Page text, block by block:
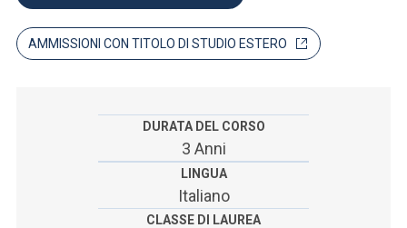
SEI UNO STUDENTE ISCRITTO?
SEI UN DOCENTE O UN MEMBRO DELLO STAFF
AMMISSIONI CON TITOLO DI STUDIO ESTERO
DURATA DEL CORSO
3 Anni
LINGUA
Italiano
CLASSE DI LAUREA